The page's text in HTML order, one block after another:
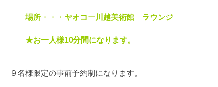
場所・・・ヤオコー川越美術館 ラウンジ
★お一人様10分間になります。
９名様限定の事前予約制になります。